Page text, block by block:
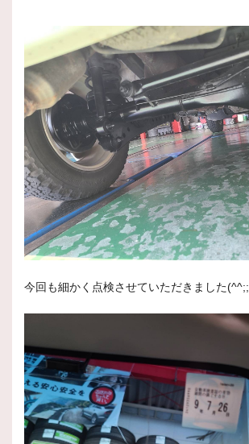
今回も細かく点検させていただきました(^^;;